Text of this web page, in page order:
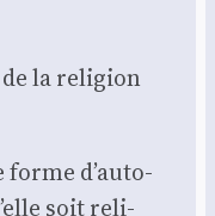
la reli­gion
forme d’auto-
soit reli­